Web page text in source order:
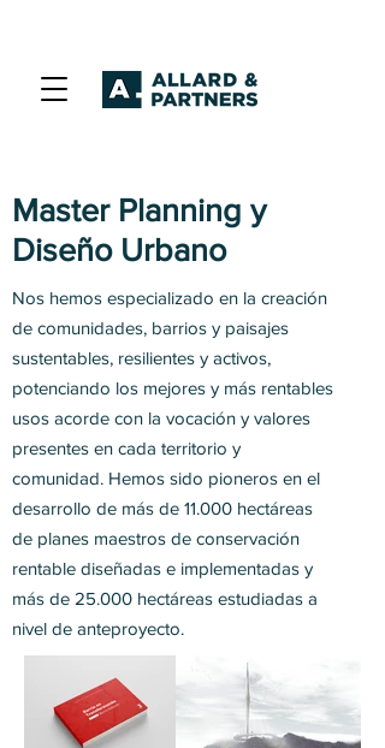
Master Planning y
Diseño Urbano
Nos hemos especializado en la creación
de comunidades, barrios y paisajes
sustentables, resilientes y activos,
potenciando los mejores y más rentables
usos acorde con la vocación y valores
presentes en cada territorio y
comunidad. Hemos sido pioneros en el
desarrollo de más de 11.000 hectáreas
de planes maestros de conservación
rentable diseñadas e implementadas y
más de 25.000 hectáreas estudiadas a
nivel de anteproyecto.